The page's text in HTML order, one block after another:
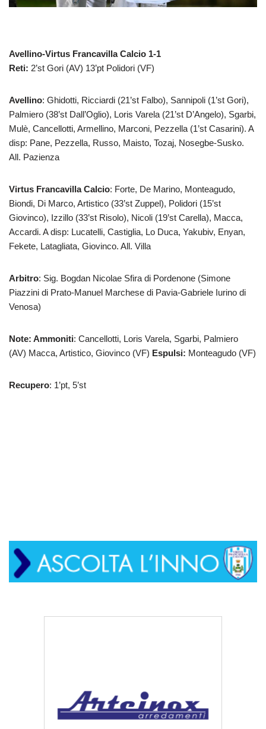
Avellino-Virtus Francavilla Calcio 1-1
Reti: 2’st Gori (AV) 13’pt Polidori (VF)
Avellino: Ghidotti, Ricciardi (21’st Falbo), Sannipoli (1’st Gori),
Palmiero (38’st Dall’Oglio), Loris Varela (21’st D’Angelo), Sgarbi,
Mulè, Cancellotti, Armellino, Marconi, Pezzella (1’st Casarini). A
disp: Pane, Pezzella, Russo, Maisto, Tozaj, Nosegbe-Susko.
All. Pazienza
Virtus Francavilla Calcio: Forte, De Marino, Monteagudo,
Biondi, Di Marco, Artistico (33’st Zuppel), Polidori (15’st
Giovinco), Izzillo (33’st Risolo), Nicoli (19’st Carella), Macca,
Accardi. A disp: Lucatelli, Castiglia, Lo Duca, Yakubiv, Enyan,
Fekete, Latagliata, Giovinco. All. Villa
Arbitro: Sig. Bogdan Nicolae Sfira di Pordenone (Simone
Piazzini di Prato-Manuel Marchese di Pavia-Gabriele Iurino di
Venosa)
Note: Ammoniti: Cancellotti, Loris Varela, Sgarbi, Palmiero
(AV) Macca, Artistico, Giovinco (VF) Espulsi: Monteagudo (VF)
Recupero: 1’pt, 5’st